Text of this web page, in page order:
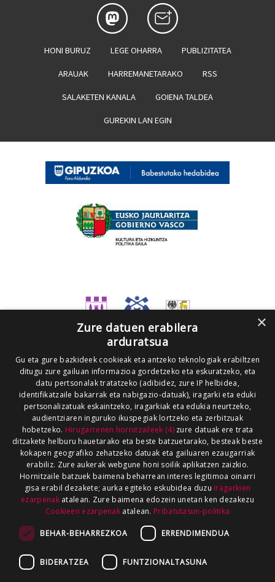
HONI BURUZ LEGE OHARRA PUBLIZITATEA
ARAUAK HARREMANETARAKO RSS
SALAKETEN KANALA GOIENA TALDEA
GUREKIN LAN EGIN
×
Zure datuen erabilera
arduratsua
Gu eta gure bazkideek cookieak eta antzeko teknologiak erabiltzen
ditugu zure gailuan informazioa gordetzeko eta eskuratzeko, eta
datu pertsonalak tratatzeko (adibidez, zure IP helbidea,
identifikatzaile bakarrak eta nabigazio-datuak), iragarki eta eduki
pertsonalizatuak eskaintzeko, iragarkiak eta edukia neurtzeko,
audientziaren inguruko ikuspegiak lortzeko eta zerbitzuak
hobetzeko. Hirugarrenen hornitzaileek (4)zure datuak ere trata
ditzakete helburu hauetarako eta beste batzuetarako, besteak beste
kokapen geografiko zehatzeko datuak eta gailuaren ezaugarriak
erabiliz. Zure aukerak webgune honi soilik aplikatzen zaizkio.
Hornitzaile batzuek baimena beharrean interes legitimoa oinarri
gisa erabil dezakete; aurka egiteko eskubidea duzu Iragarkien
ezarpenakatalean. Zure baimena edozein unetan ken dezakezu
Cookieen ezarpenak atalean. Pribatutasun-politika
BEHAR-BEHARREZKOA ERRENDIMENDUA
BIDERATZEA FUNTZIONALTASUNA